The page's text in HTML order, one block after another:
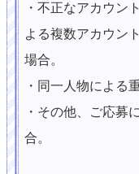
・不正なアカウン
よる複数アカウン
場合。
・同一人物による
・その他、ご応募
合。